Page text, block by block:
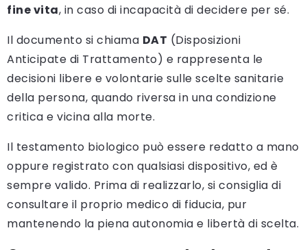
fine vita, in caso di incapacità di decidere per sé.
Il documento si chiama DAT (Disposizioni
Anticipate di Trattamento) e rappresenta le
decisioni libere e volontarie sulle scelte sanitarie
della persona, quando riversa in una condizione
critica e vicina alla morte.
Il testamento biologico può essere redatto a mano
oppure registrato con qualsiasi dispositivo, ed è
sempre valido. Prima di realizzarlo, si consiglia di
consultare il proprio medico di fiducia, pur
mantenendo la piena autonomia e libertà di scelta.